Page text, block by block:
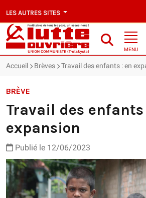
LES AUTRES SITES
MENU
Accueil Brèves Travail des enfants : en
BRÈVE
Travail des enfants
expansion
Publié le 12/06/2023